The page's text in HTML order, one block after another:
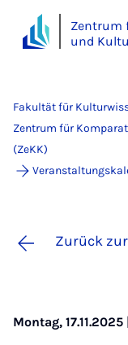
Zentrum
und
Fakultät für
Zentrum für
(ZeKK)
Zurück
Montag,